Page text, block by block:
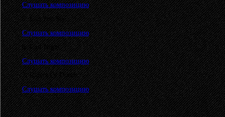
Слушать композицию
5. Can You See
Слушать композицию
6. Last Night
Слушать композицию
7. Riders Of Doom
Слушать композицию